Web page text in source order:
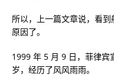
所以，上一篇文章说，看到
原因了。
1999 年 5 月 9 日，菲律宾
岁，经历了风风雨雨。